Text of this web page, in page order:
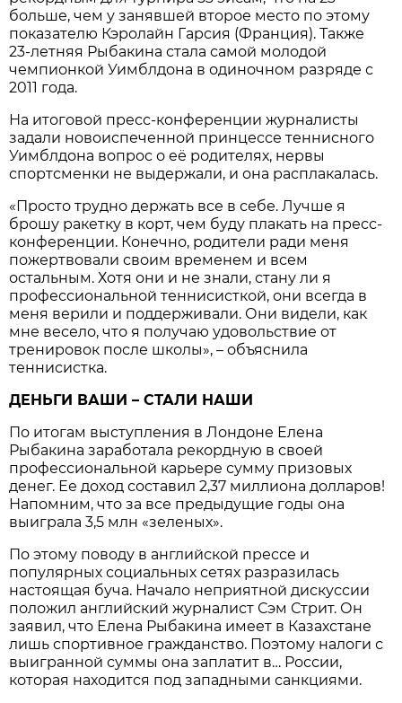
больше, чем у занявшей второе место по этому
показателю Кэролайн Гарсия (Франция). Также
23-летняя Рыбакина стала самой молодой
чемпионкой Уимблдона в одиночном разряде с
2011 года.
На итоговой пресс-конференции журналисты
задали новоиспеченной принцессе теннисного
Уимблдона вопрос о её родителях, нервы
спортсменки не выдержали, и она расплакалась.
«Просто трудно держать все в себе. Лучше я
брошу ракетку в корт, чем буду плакать на пресс-
конференции. Конечно, родители ради меня
пожертвовали своим временем и всем
остальным. Хотя они и не знали, стану ли я
профессиональной теннисисткой, они всегда в
меня верили и поддерживали. Они видели, как
мне весело, что я получаю удовольствие от
тренировок после школы», – объяснила
теннисистка.
ДЕНЬГИ ВАШИ – СТАЛИ НАШИ
По итогам выступления в Лондоне Елена
Рыбакина заработала рекордную в своей
профессиональной карьере сумму призовых
денег. Ее доход составил 2,37 миллиона долларов!
Напомним, что за все предыдущие годы она
выиграла 3,5 млн «зеленых».
По этому поводу в английской прессе и
популярных социальных сетях разразилась
настоящая буча. Начало неприятной дискуссии
положил английский журналист Сэм Стрит. Он
заявил, что Елена Рыбакина имеет в Казахстане
лишь спортивное гражданство. Поэтому налоги с
выигранной суммы она заплатит в… России,
которая находится под западными санкциями.